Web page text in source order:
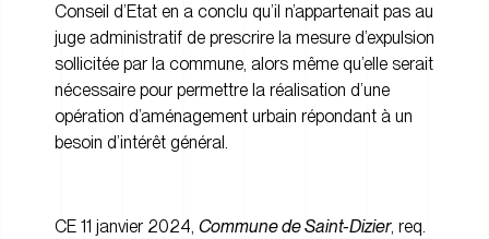
Conseil d’Etat en a conclu qu’il n’appartenait pas au
juge administratif de prescrire la mesure d’expulsion
sollicitée par la commune, alors même qu’elle serait
nécessaire pour permettre la réalisation d’une
opération d’aménagement urbain répondant à un
besoin d’intérêt général.
CE 11 janvier 2024, Commune de Saint-Dizier, req.